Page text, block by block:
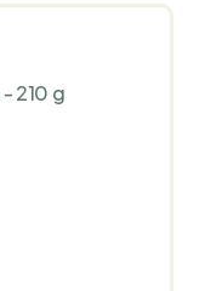
210 g